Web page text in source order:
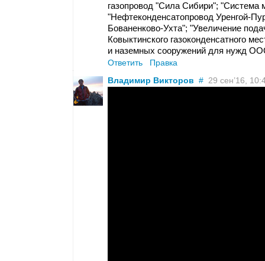
газопровод "Сила Сибири"; "Система
"Нефтеконденсатопровод Уренгой-
Бованенково-Ухта"; "Увеличение
Ковыктинского газоконденсатного
и наземных сооружений для нужд
Ответить
Правка
Владимир Викторов # 29 сен’16,